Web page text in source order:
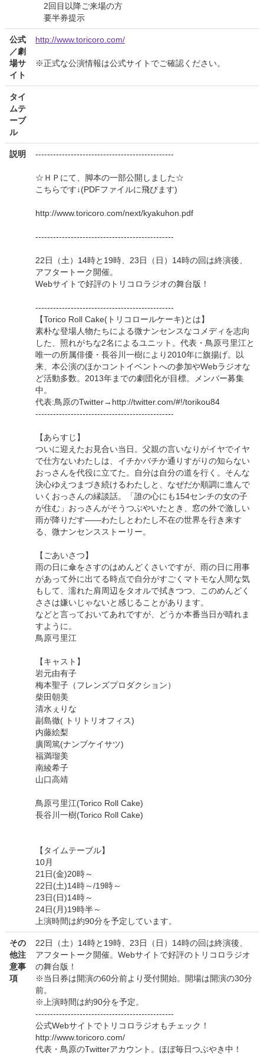
2回目以降ご来場の方
要半券提示
公式
／劇
場サ
イト
http://www.toricoro.com/
※正式な公演情報は公式サイトでご確認ください。
タイ
ムテ
ーブ
ル
説明 -----------------------------------------------
☆ＨＰにて、脚本の一部公開しました☆
こちらです↓(PDFファイルに飛びます)
http://www.toricoro.com/next/kyakuhon.pdf
-----------------------------------------------
22日（土）14時と19時、23日（日）14時の回は終演後、
アフタートーク開催。
Webサイトで好評のトリコロラジオの舞台版！
-----------------------------------------------
【Torico Roll Cake(トリコロールケーキ)とは】
素朴な登場人物たちによる微ナンセンスなコメディを志向
した、照れがちな2名によるユニット。代表・鳥原弓里江と
唯一の所属俳優・長谷川一樹により2010年に旗揚げ。以
来、本公演のほかコントイベントへの参加やWebラジオな
ど活動多数。2013年までの劇団化が目標。メンバー募集
中。
代表:鳥原のTwitter→http://twitter.com/#!/torikou84
-----------------------------------------------
【あらすじ】
ついに迎えたお見合い当日。父親の言いなりがイヤでイヤ
で仕方ないわたしは、イチかバチか通りすがりの知らない
おっさんを代役に立てた。自分は自分の道を行く。そんな
決心ゆえつまづき続けるわたしと、なぜだか順調に進んで
いくおっさんの縁談話。「誰の心にも154センチの女の子
が住む」おっさんがそうつぶやいたとき、窓の外で激しい
雨が降りだす――わたしとわたし不在の世界を行き来す
る、微ナンセンスストーリー。
【ごあいさつ】
雨の日に傘をさすのはめんどくさいですが、雨の日に用事
があって外に出てる時点で自分がすごくマトモな人間な気
もして、濡れた肩周辺をタオルで拭きつつ、このめんどく
ささは嫌いじゃないと感じることがあります。
などと言っておいてあれですが、どうか本番当日が晴れま
すように。
鳥原弓里江
【キャスト】
岩元由有子
梅本聖子（フレンズプロダクション）
柴田朝美
清水ぇりな
副島徹( トリトリオフィス)
内藤絵梨
廣岡篤(ナンブケイサツ)
福満瑠美
南綾希子
山口高靖
鳥原弓里江(Torico Roll Cake)
長谷川一樹(Torico Roll Cake)
【タイムテーブル】
10月
21日(金)20時～
22日(土)14時～/19時～
23日(日)14時～
24日(月)19時半～
上演時間は約90分を予定しています。
その
他注
意事
項
22日（土）14時と19時、23日（日）14時の回は終演後、
アフタートーク開催。Webサイトで好評のトリコロラジオ
の舞台版！
※当日券は開演の60分前より受付開始。開場は開演の30分
前。
※上演時間は約90分を予定。
-----------------------------------------------
公式Webサイトでトリコロラジオもチェック！
http://www.toricoro.com/
代表・鳥原のTwitterアカウント。ほぼ毎日つぶやき中！